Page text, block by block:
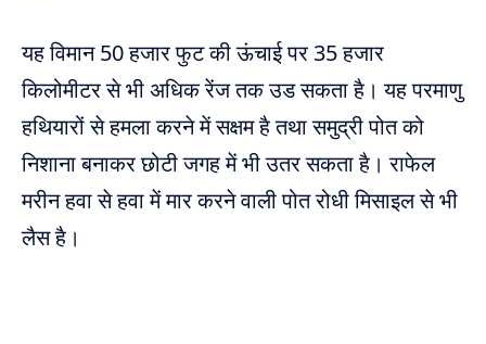
यह विमान 50 हजार फुट की ऊंचाई पर 35 हजार
किलोमीटर से भी अधिक रेंज तक उड सकता है। यह परमाणु
हथियारों से हमला करने में सक्षम है तथा समुद्री पोत को
निशाना बनाकर छोटी जगह में भी उतर सकता है। राफेल
मरीन हवा से हवा में मार करने वाली पोत रोधी मिसाइल से भी
लैस है।